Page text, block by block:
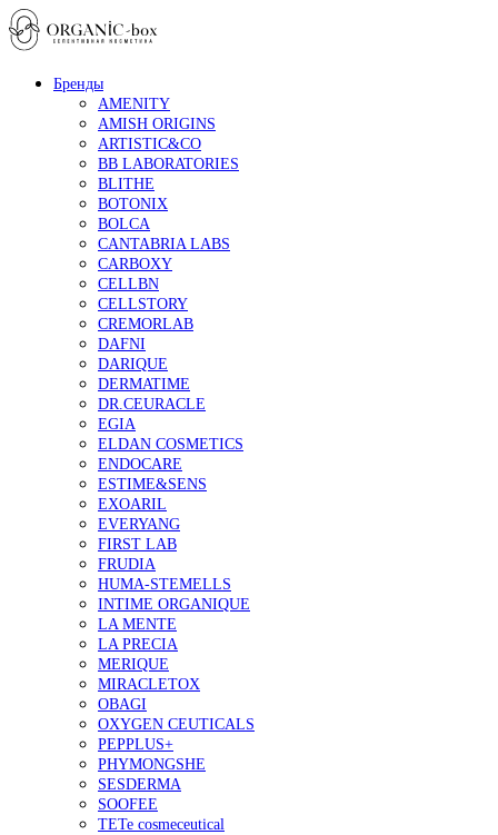
Бренды
AMENITY
AMISH ORIGINS
ARTISTIC&CO
BB LABORATORIES
BLITHE
BOTONIX
BOLCA
CANTABRIA LABS
CARBOXY
CELLBN
CELLSTORY
CREMORLAB
DAFNI
DARIQUE
DERMATIME
DR.CEURACLE
EGIA
ELDAN COSMETICS
ENDOCARE
ESTIME&SENS
EXOARIL
EVERYANG
FIRST LAB
FRUDIA
HUMA-STEMELLS
INTIME ORGANIQUE
LA MENTE
LA PRECIA
MERIQUE
MIRACLETOX
OBAGI
OXYGEN CEUTICALS
PEPPLUS+
PHYMONGSHE
SESDERMA
SOOFEE
TETe cosmeceutical